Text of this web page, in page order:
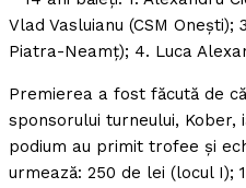
Vlad Vasluianu (CSM Oneşti);
Piatra-Neamţ); 4. Luca
Premierea a fost făcută de
sponsorului turneului,
podium au primit trofee şi
urmează: 250 de lei (locul I);